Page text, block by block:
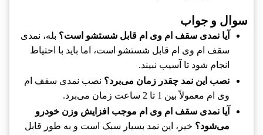
سوال و جواب
آیا نمدی سقف ام وی ام قابل شستشو است؟ بله، نمدی
سقف ام وی ام قابل شستشو است، اما باید با احتیاط
انجام شود تا آسیب نبیند.
نصب این نمد چقدر زمان می‌برد؟ نصب نمدی سقف ام
وی ام معمولاً بین 1 تا 2 ساعت زمان می‌برد.
آیا نمدی سقف ام وی ام موجب افزایش وزن خودرو
می‌شود؟ خیر، این نمد بسیار سبک است و به طور قابل